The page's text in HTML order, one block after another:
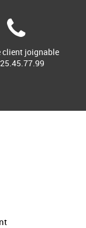
client joignable